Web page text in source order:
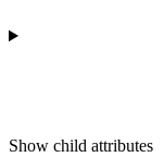
Show child attributes